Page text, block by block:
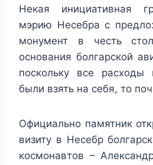
Некая инициативная
мэрию Несебра с
монумент в честь
основания болгарской
поскольку все расходы
были взять на себя, то
Официально памятник
визиту в Несебр
космонавтов –